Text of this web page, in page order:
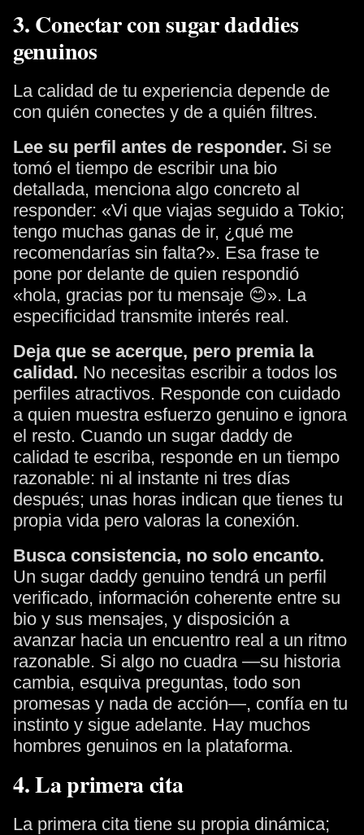
3. Conectar con sugar daddies
genuinos
La calidad de tu experiencia depende de
con quién conectes y de a quién filtres.
Lee su perfil antes de responder. Si se
tomó el tiempo de escribir una bio
detallada, menciona algo concreto al
responder: «Vi que viajas seguido a Tokio;
tengo muchas ganas de ir, ¿qué me
recomendarías sin falta?». Esa frase te
pone por delante de quien respondió
«hola, gracias por tu mensaje 😊». La
especificidad transmite interés real.
Deja que se acerque, pero premia la
calidad. No necesitas escribir a todos los
perfiles atractivos. Responde con cuidado
a quien muestra esfuerzo genuino e ignora
el resto. Cuando un sugar daddy de
calidad te escriba, responde en un tiempo
razonable: ni al instante ni tres días
después; unas horas indican que tienes tu
propia vida pero valoras la conexión.
Busca consistencia, no solo encanto.
Un sugar daddy genuino tendrá un perfil
verificado, información coherente entre su
bio y sus mensajes, y disposición a
avanzar hacia un encuentro real a un ritmo
razonable. Si algo no cuadra —su historia
cambia, esquiva preguntas, todo son
promesas y nada de acción—, confía en tu
instinto y sigue adelante. Hay muchos
hombres genuinos en la plataforma.
4. La primera cita
La primera cita tiene su propia dinámica;